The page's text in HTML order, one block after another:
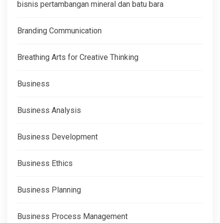
bisnis pertambangan mineral dan batu bara
Branding Communication
Breathing Arts for Creative Thinking
Business
Business Analysis
Business Development
Business Ethics
Business Planning
Business Process Management